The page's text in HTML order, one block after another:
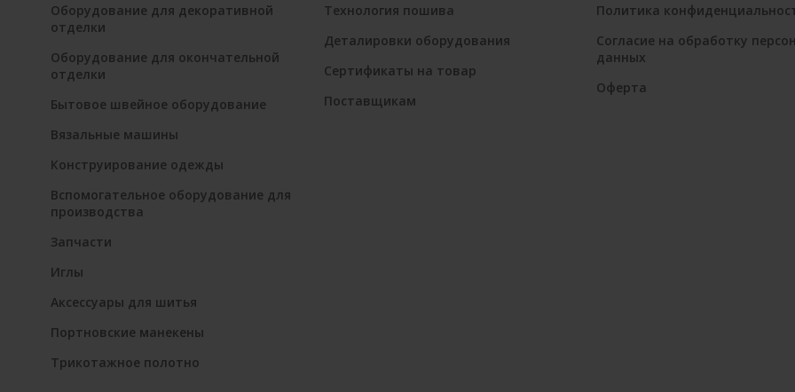
Оборудование для декоративной
отделки
Оборудование для окончательной
отделки
Бытовое швейное оборудование
Вязальные машины
Конструирование одежды
Вспомогательное оборудование для
производства
Запчасти
Иглы
Аксессуары для шитья
Портновские манекены
Трикотажное полотно
Технология пошива
Деталировки оборудования
Сертификаты на товар
Поставщикам
Политика
Согласие на обработку
данных
Оферта